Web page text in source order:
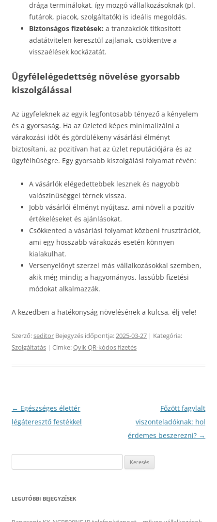
drága terminálokat, így mozgó vállalkozásoknak (pl.
futárok, piacok, szolgáltatók) is ideális megoldás.
Biztonságos fizetések: a tranzakciók titkosított
adatátvitelen keresztül zajlanak, csökkentve a
visszaélések kockázatát.
Ügyfélelégedettség növelése gyorsabb
kiszolgálással
Az ügyfeleknek az egyik legfontosabb tényező a kényelem
és a gyorsaság. Ha az üzleted képes minimalizálni a
várakozási időt és gördülékeny vásárlási élményt
biztosítani, az pozitívan hat az üzlet reputációjára és az
ügyfélhűségre. Egy gyorsabb kiszolgálási folyamat révén:
A vásárlók elégedettebbek lesznek és nagyobb
valószínűséggel térnek vissza.
Jobb vásárlói élményt nyújtasz, ami növeli a pozitív
értékeléseket és ajánlásokat.
Csökkented a vásárlási folyamat közbeni frusztrációt,
ami egy hosszabb várakozás esetén könnyen
kialakulhat.
Versenyelőnyt szerzel más vállalkozásokkal szemben,
akik még mindig a hagyományos, lassúbb fizetési
módokat alkalmazzák.
A kezedben a hatékonyság növelésének a kulcsa, élj vele!
Szerző:seditor Bejegyzés időpontja:2025-03-27 | Kategória:
Szolgáltatás | Címke:Qvik QR-kódos fizetés
Bejegyzés
navigáció
← Egészséges élettér
légáteresztő festékkel
Főzött fagylalt
viszonteladóknak: hol
érdemes beszerezni? →
LEGUTÓBBI BEJEGYZÉSEK